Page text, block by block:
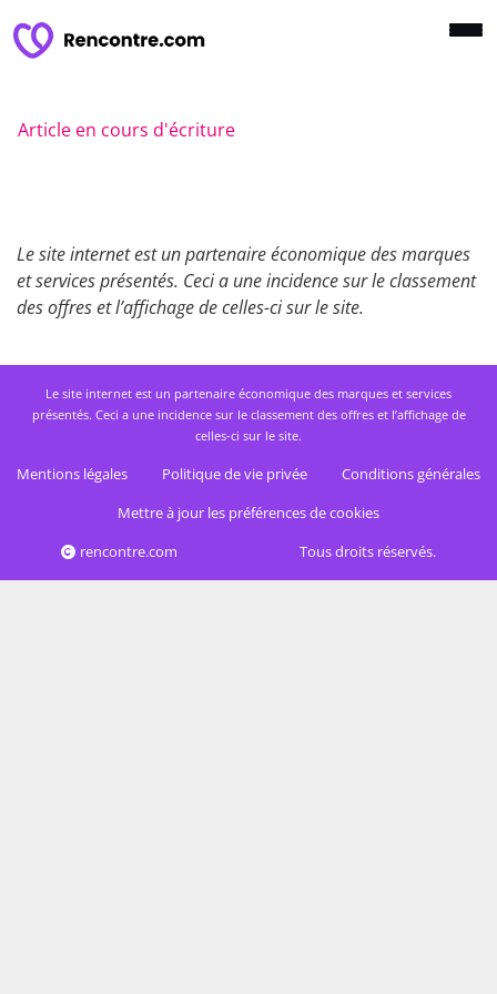
Article en cours d'écriture
Le site internet est un partenaire économique des marques
et services présentés. Ceci a une incidence sur le classement
des offres et l’affichage de celles-ci sur le site.
Le site internet est un partenaire économique des marques et services
présentés. Ceci a une incidence sur le classement des offres et l’affichage de
celles-ci sur le site.
Mentions légales Politique de vie privée
Conditions générales
Mettre à jour les préférences de cookies
rencontre.com
Tous droits réservés.